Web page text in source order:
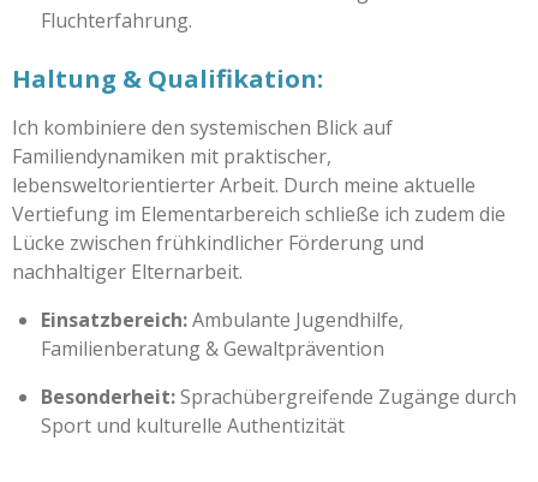
Fluchterfahrung.
Haltung & Qualifikation:
Ich kombiniere den systemischen Blick auf
Familiendynamiken mit praktischer,
lebensweltorientierter Arbeit. Durch meine aktuelle
Vertiefung im Elementarbereich schließe ich zudem die
Lücke zwischen frühkindlicher Förderung und
nachhaltiger Elternarbeit.
Einsatzbereich:Ambulante Jugendhilfe,
Familienberatung & Gewaltprävention
Besonderheit:Sprachübergreifende Zugänge durch
Sport und kulturelle Authentizität